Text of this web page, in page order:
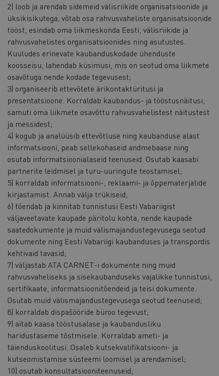
2) loob ja arendab sidemeid välisriikide organisatsioonide ja
üksikisikutega, võtab osa rahvusvaheliste organisatsioonide
tööst, esindab oma liikmeskonda Eesti, välisriikide ja
rahvusvahelistes organisatsioonides ning asutustes.
Kuuludes erinevate kaubanduskodade ühenduste
koosseisu, lahendab küsimusi, mis on seotud oma liikmete
osavõtuga nende kodade tegevusest;
3) organiseerib ettevõtete ärikontaktüritusi ja
presentatsioone. Korraldab kaubandus- ja tööstusnäitusi,
samuti oma liikmete osavõttu rahvusvahelistest näitustest
ja messidest;
4) kogub ja analüüsib ettevõtluse ning kaubanduse alast
informatsiooni, peab sellekohaseid andmebaase ning
osutab informatsioonialaseid teenuseid. Osutab kaasabi
partnerite leidmisel ja turu-uuringute teostamisel;
5) korraldab informatsiooni-, reklaami- ja õppematerjalide
kirjastamist. Annab välja trükiseid;
6) tõendab ja kinnitab tunnistusi Eesti Vabariigist
väljaveetavate kaupade päritolu kohta, nende kaupade
saatedokumente ja muid välismajandustegevusega seotud
dokumente ning Eesti Vabariigi kaubanduses ja transpordis
kehtivaid tavasid;
7) väljastab ATA CARNET-i dokumente ning muid
rahvusvaheliseks ja sisekaubanduseks vajalikke tunnistusi,
sertifikaate, informatsioonitõendeid ja teisi dokumente.
Osutab muid välismajandustegevusega seotud teenuseid;
8) korraldab dispašööride büroo tegevust;
9) aitab kaasa tööstusalase ja kaubandusliku
haridustaseme tõstmisele. Korraldab ameti- ja
täienduskoolitusi. Osaleb kutsekvalifikatsiooni- ja
kutseomistamise süsteemi loomisel ja arendamisel;
10) osutab konsultatsiooniteenuseid;